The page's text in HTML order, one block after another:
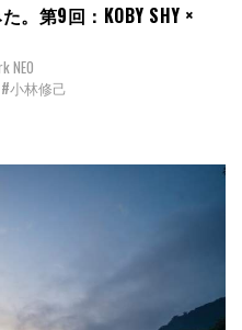
。第9回：KOBY SHY ×
NEO
#小林修己